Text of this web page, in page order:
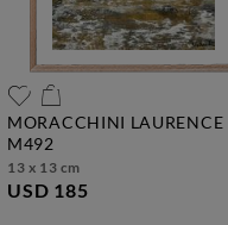
MORACCHINI LAURENCE
m492
13 x 13 cm
USD 185